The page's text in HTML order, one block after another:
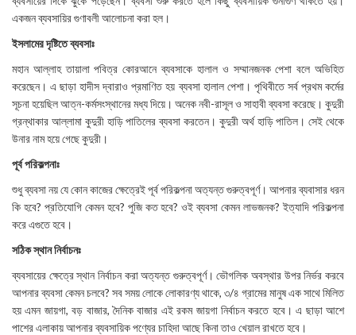
একজন ব্যবসায়ির গুণাবলী আলোচনা করা হল।
ইসলামের দৃষ্টিতে ব্যবসাঃ
মহান আল্লাহ তায়ালা পবিত্র কোরআনে ব্যবসাকে হালাল ও সম্মানজনক পেশা বলে অভিহিত
করেছেন। এ ছাড়া হাদীস দ্বারাও প্রমাণিত হয় ব্যবসা হালাল পেশা। পৃথিবীতে সর্ব প্রথম কর্মের
সূচনা হয়েছিল আত্ন-কর্মসংস্থানের মধ্য দিয়ে। অনেক নবী-রাসূল ও সাহাবী ব্যবসা করেছে। কুদুরী
গ্রন্থাকার আল্লামা কুদুরী হাড়ি পাতিলের ব্যবসা করতেন। কুদুরী অর্থ হাড়ি পাতিল। সেই থেকে
উনার নাম হয়ে গেছে কুদুরী।
পূর্ব পরিকল্পনাঃ
শুধু ব্যবসা নয় যে কোন কাজের ক্ষেত্রেই পূর্ব পরিকল্পনা অত্যন্ত গুরুত্বপূর্ণ। আপনার ব্যবাসার ধরন
কি হবে? প্রতিযোগি কেমন হবে? পুজি কত হবে? ওই ব্যবসা কেমন লাভজনক? ইত্যাদি পরিকল্পনা
করে এগুতে হবে।
সঠিক স্থান নির্বাচনঃ
ব্যবসায়ের ক্ষেত্রে স্থান নির্বাচন করা অত্যন্ত গুরুত্বপূর্ণ। ভৌগলিক অবস্থার উপর নির্ভর করবে
আপনার ব্যবসা কেমন চলবে? সব সময় লোকে লোকারণ্য থাকে, ৩/৪ গ্রামের মানুষ এক সাথে মিলিত
হয় এমন জায়গা, বড় বাজার, দৈনিক বাজার এই রকম জায়গা নির্বাচন করতে হবে। এ ছাড়া আশে
পাশের এলাকায় আপনার ব্যবসায়িক পণ্যের চাহিদা আছে কিনা তাও খেয়াল রাখতে হবে।